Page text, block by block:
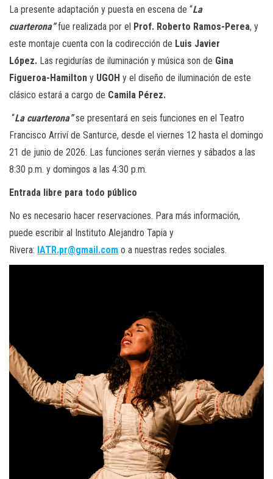
La presente adaptación y puesta en escena de “La
cuarterona”fue realizada por el Prof. Roberto Ramos-Perea, y
este montaje cuenta con la codirección de Luis Javier
López. Las regidurías de iluminación y música son de Gina
Figueroa-Hamilton y UGOH y el diseño de iluminación de este
clásico estará a cargo de Camila Pérez.
“La cuarterona” se presentará en seis funciones en el Teatro
Francisco Arriví de Santurce, desde el viernes 12 hasta el domingo
21 de junio de 2026. Las funciones serán viernes y sábados a las
8:30 p.m. y domingos a las 4:30 p.m.
Entrada libre para todo público
No es necesario hacer reservaciones. Para más información,
puede escribir al Instituto Alejandro Tapia y
Rivera: IATR.pr@gmail.com o a nuestras redes sociales.